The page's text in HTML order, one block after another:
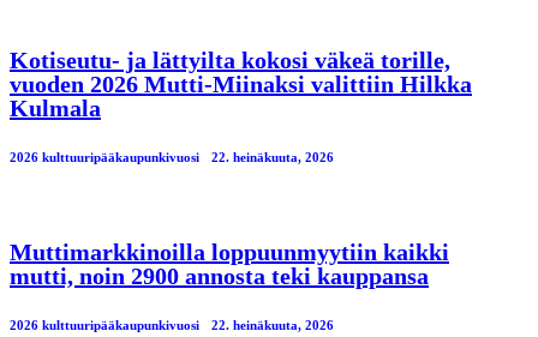
Kotiseutu- ja lättyilta kokosi väkeä torille,
vuoden 2026 Mutti-Miinaksi valittiin Hilkka
Kulmala
2026 kulttuuripääkaupunkivuosi 22. heinäkuuta, 2026
Muttimarkkinoilla loppuunmyytiin kaikki
mutti, noin 2900 annosta teki kauppansa
2026 kulttuuripääkaupunkivuosi 22. heinäkuuta, 2026